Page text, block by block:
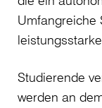
Umfangreiche
Studierende
werden an